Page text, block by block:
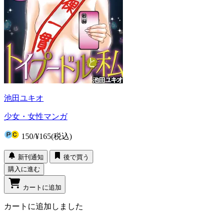
池田ユキオ
少女・女性マンガ
150/¥165(税込)
新刊通知
後で買う
購入に進む
カートに追加
カートに追加しました